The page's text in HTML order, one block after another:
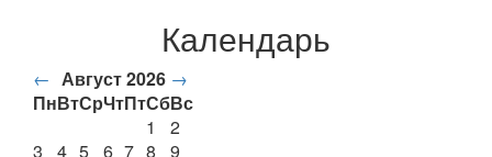
Календарь
← Август 2026 →
ПнВтСрЧтПтСбВс
1
2
3
4 5 6 7 8 9